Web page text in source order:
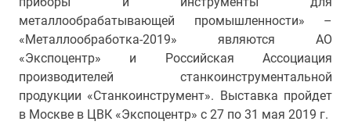
металлообрабатывающей промышленности» –
«Металлообработка-2019» являются АО
«Экспоцентр» и Российская Ассоциация
производителей станкоинструментальной
продукции «Станкоинструмент». Выставка пройдет
в Москве в ЦВК «Экспоцентр» с 27 по 31 мая 2019 г.